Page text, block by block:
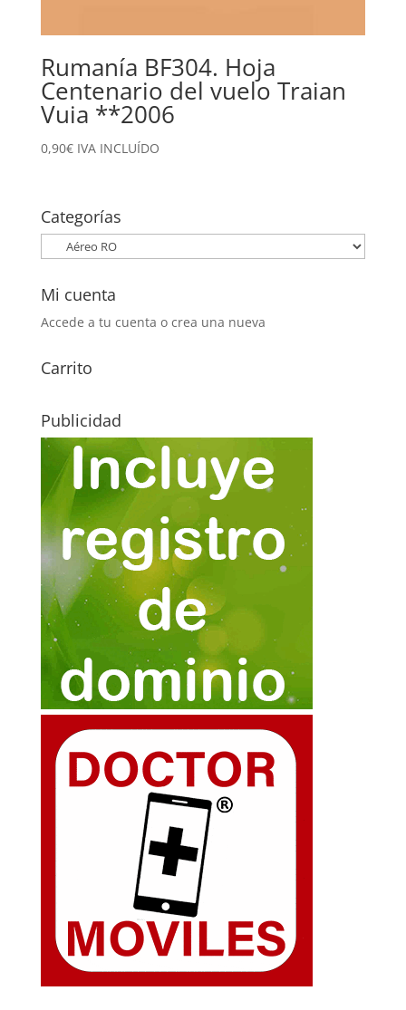
Rumanía BF304. Hoja
Centenario del vuelo Traian
Vuia **2006
0,90€ IVA INCLUÍDO
Categorías
Mi cuenta
Accede a tu cuenta o crea una nueva
Carrito
Publicidad